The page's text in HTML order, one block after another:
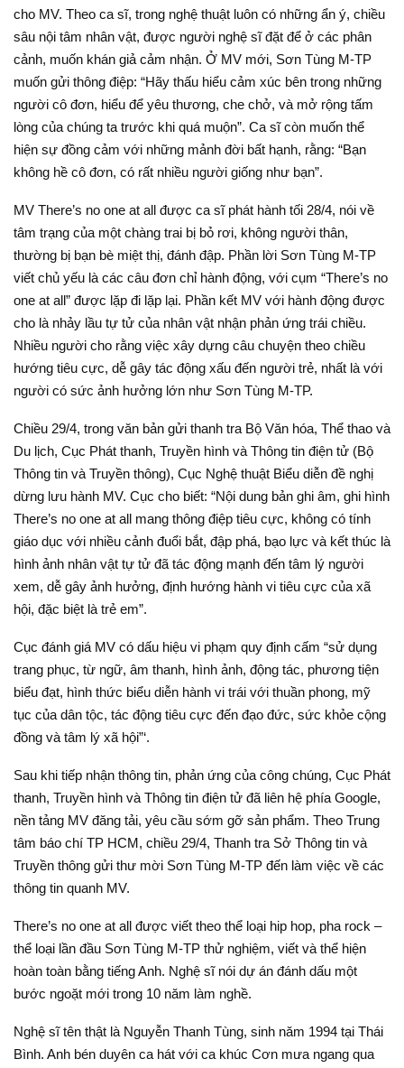
cho MV. Theo ca sĩ, trong nghệ thuật luôn có những ẩn ý, chiều
sâu nội tâm nhân vật, được người nghệ sĩ đặt để ở các phân
cảnh, muốn khán giả cảm nhận. Ở MV mới, Sơn Tùng M-TP
muốn gửi thông điệp: “Hãy thấu hiểu cảm xúc bên trong những
người cô đơn, hiểu để yêu thương, che chở, và mở rộng tấm
lòng của chúng ta trước khi quá muộn”. Ca sĩ còn muốn thể
hiện sự đồng cảm với những mảnh đời bất hạnh, rằng: “Bạn
không hề cô đơn, có rất nhiều người giống như bạn”.
MV There’s no one at all được ca sĩ phát hành tối 28/4, nói về
tâm trạng của một chàng trai bị bỏ rơi, không người thân,
thường bị bạn bè miệt thị, đánh đập. Phần lời Sơn Tùng M-TP
viết chủ yếu là các câu đơn chỉ hành động, với cụm “There’s no
one at all” được lặp đi lặp lại. Phần kết MV với hành động được
cho là nhảy lầu tự tử của nhân vật nhận phản ứng trái chiều.
Nhiều người cho rằng việc xây dựng câu chuyện theo chiều
hướng tiêu cực, dễ gây tác động xấu đến người trẻ, nhất là với
người có sức ảnh hưởng lớn như Sơn Tùng M-TP.
Chiều 29/4, trong văn bản gửi thanh tra Bộ Văn hóa, Thể thao và
Du lịch, Cục Phát thanh, Truyền hình và Thông tin điện tử (Bộ
Thông tin và Truyền thông), Cục Nghệ thuật Biểu diễn đề nghị
dừng lưu hành MV. Cục cho biết: “Nội dung bản ghi âm, ghi hình
There’s no one at all mang thông điệp tiêu cực, không có tính
giáo dục với nhiều cảnh đuổi bắt, đập phá, bạo lực và kết thúc là
hình ảnh nhân vật tự tử đã tác động mạnh đến tâm lý người
xem, dễ gây ảnh hưởng, định hướng hành vi tiêu cực của xã
hội, đặc biệt là trẻ em”.
Cục đánh giá MV có dấu hiệu vi phạm quy định cấm “sử dụng
trang phục, từ ngữ, âm thanh, hình ảnh, động tác, phương tiện
biểu đạt, hình thức biểu diễn hành vi trái với thuần phong, mỹ
tục của dân tộc, tác động tiêu cực đến đạo đức, sức khỏe cộng
đồng và tâm lý xã hội”‘.
Sau khi tiếp nhận thông tin, phản ứng của công chúng, Cục Phát
thanh, Truyền hình và Thông tin điện tử đã liên hệ phía Google,
nền tảng MV đăng tải, yêu cầu sớm gỡ sản phẩm. Theo Trung
tâm báo chí TP HCM, chiều 29/4, Thanh tra Sở Thông tin và
Truyền thông gửi thư mời Sơn Tùng M-TP đến làm việc về các
thông tin quanh MV.
There’s no one at all được viết theo thể loại hip hop, pha rock –
thể loại lần đầu Sơn Tùng M-TP thử nghiệm, viết và thể hiện
hoàn toàn bằng tiếng Anh. Nghệ sĩ nói dự án đánh dấu một
bước ngoặt mới trong 10 năm làm nghề.
Nghệ sĩ tên thật là Nguyễn Thanh Tùng, sinh năm 1994 tại Thái
Bình. Anh bén duyên ca hát với ca khúc Cơn mưa ngang qua